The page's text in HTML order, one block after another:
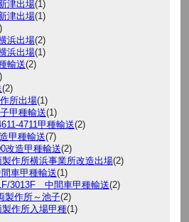
津出場(1)
津出場(1)
浜出場(2)
浜出場(1)
輸送(2)
(2)
所出場(1)
甲種輸送(1)
4711甲種輸送(2)
甲種輸送(7)
改造甲種輸送(2)
作所横浜事業所改造出場(2)
車甲種輸送(1)
3013F 中間車甲種輸送(2)
製作所～池子(2)
作所入場甲種(1)